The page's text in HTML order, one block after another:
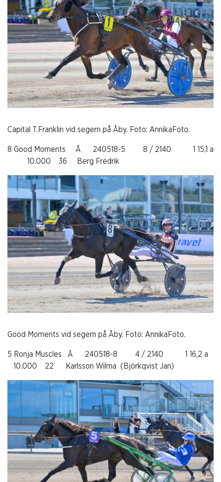
Capital T.Franklin vid segern på Åby. Foto: AnnikaFoto.
8 Good Moments Å 240518-5 8 / 2140 1 15,1 a
10.000 36 Berg Fredrik
Good Moments vid segern på Åby. Foto: AnnikaFoto.
5 Ronja Muscles Å 240518-8 4 / 2140 1 16,2 a
10.000 22 Karlsson Wilma (Björkqvist Jan)